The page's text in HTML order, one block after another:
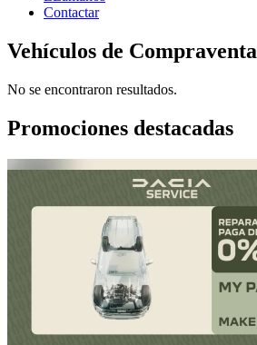
Contactar
Vehículos de Compraventa
No se encontraron resultados.
Promociones destacadas